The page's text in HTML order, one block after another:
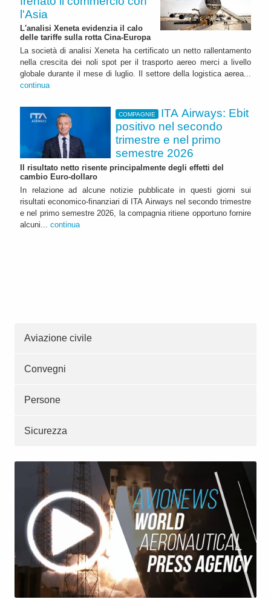
l'Asia
L'analisi Xeneta evidenzia il calo
delle tariffe sulla rotta Cina-Europa
La società di analisi Xeneta ha certificato un netto rallentamento
nella crescita dei noli spot per il trasporto aereo merci a livello
globale durante il mese di luglio. Il settore della logistica aerea...
continua
COMPAGNIE
ITA Airways: Ebit
positivo nel secondo
trimestre e nel primo
semestre 2026
Il risultato netto risente principalmente degli effetti del
cambio Euro-dollaro
In relazione ad alcune notizie pubblicate in questi giorni sui
risultati economico-finanziari di ITA Airways nel secondo trimestre
e nel primo semestre 2026, la compagnia ritiene opportuno fornire
alcuni... continua
Aviazione civile
Convegni
Persone
Sicurezza